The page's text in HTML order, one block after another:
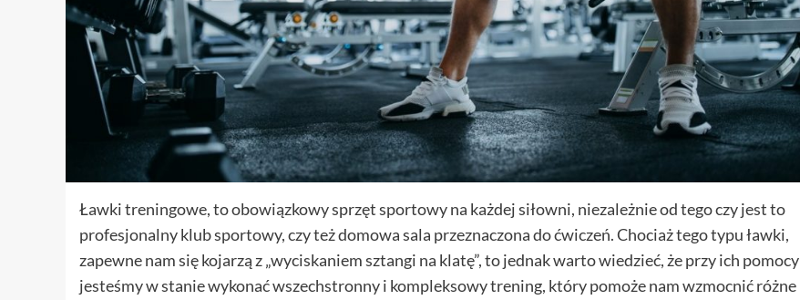
Ławki treningowe, to obowiązkowy sprzęt sportowy na każdej siłowni, niezależnie od tego czy jest to
profesjonalny klub sportowy, czy też domowa sala przeznaczona do ćwiczeń. Chociaż tego typu ławki,
zapewne nam się kojarzą z „wyciskaniem sztangi na klatę”, to jednak warto wiedzieć, że przy ich pomocy
jesteśmy w stanie wykonać wszechstronny i kompleksowy trening, który pomoże nam wzmocnić różne